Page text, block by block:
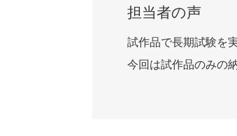
担当者の声
試作品で長期試験を
今回は試作品のみの